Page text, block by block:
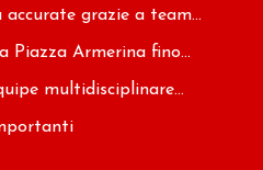
accurate grazie a team...
Piazza Armerina fino...
multidisciplinare...